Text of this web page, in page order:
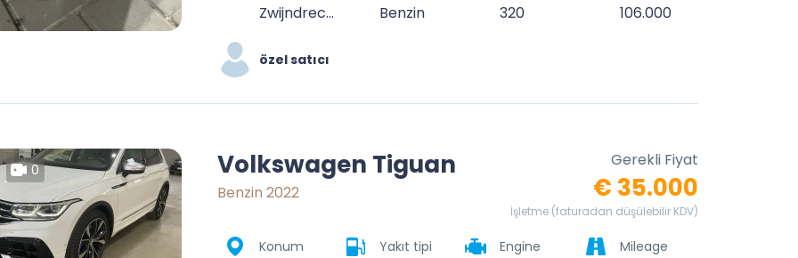
Zwijndrecht, Beveren-Kruibeke-Zwijndrecht, Sint-Niklaas, Източна Фландрия, Фландрия, 2070, Белгия Benzin 320 106.000
özel satıcı
0 Volkswagen Tiguan
Benzin 2022
Gerekli Fiyat
€ 35.000
İşletme (faturadan düşülebilir KDV)
Konum Yakıt tipi Engine Mileage